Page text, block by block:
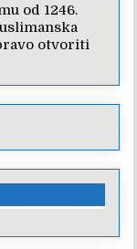
od 1246.
otvoriti